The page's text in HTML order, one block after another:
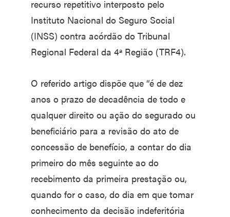
recurso repetitivo interposto pelo
Instituto Nacional do Seguro Social
(INSS) contra acórdão do Tribunal
Regional Federal da 4ª Região (TRF4).
O referido artigo dispõe que “é de dez
anos o prazo de decadência de todo e
qualquer direito ou ação do segurado ou
beneficiário para a revisão do ato de
concessão de benefício, a contar do dia
primeiro do mês seguinte ao do
recebimento da primeira prestação ou,
quando for o caso, do dia em que tomar
conhecimento da decisão indeferitória